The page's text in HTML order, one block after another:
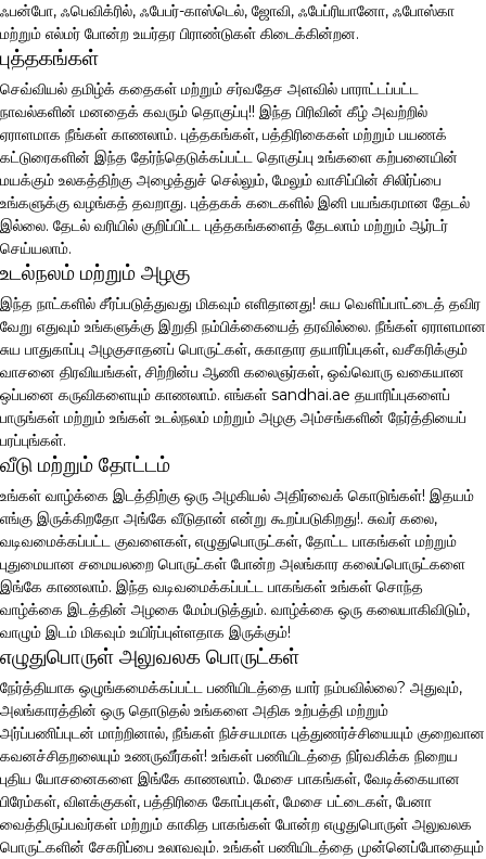
ஃபன்போ, ஃபெவிக்ரில், ஃபேபர்-காஸ்டெல், ஜோவி, ஃபேப்ரியானோ, ஃபோஸ்கா
மற்றும் எல்மர் போன்ற உயர்தர பிராண்டுகள் கிடைக்கின்றன.
புத்தகங்கள்
செவ்வியல் தமிழ்க் கதைகள் மற்றும் சர்வதேச அளவில் பாராட்டப்பட்ட
நாவல்களின் மனதைக் கவரும் தொகுப்பு!! இந்த பிரிவின் கீழ் அவற்றில்
ஏராளமாக நீங்கள் காணலாம். புத்தகங்கள், பத்திரிகைகள் மற்றும் பயணக்
கட்டுரைகளின் இந்த தேர்ந்தெடுக்கப்பட்ட தொகுப்பு உங்களை கற்பனையின்
மயக்கும் உலகத்திற்கு அழைத்துச் செல்லும், மேலும் வாசிப்பின் சிலிர்ப்பை
உங்களுக்கு வழங்கத் தவறாது. புத்தகக் கடைகளில் இனி பயங்கரமான தேடல்
இல்லை. தேடல் வரியில் குறிப்பிட்ட புத்தகங்களைத் தேடலாம் மற்றும் ஆர்டர்
செய்யலாம்.
உடல்நலம் மற்றும் அழகு
இந்த நாட்களில் சீர்ப்படுத்துவது மிகவும் எளிதானது! சுய வெளிப்பாட்டைத் தவிர
வேறு எதுவும் உங்களுக்கு இறுதி நம்பிக்கையைத் தரவில்லை. நீங்கள் ஏராளமான
சுய பாதுகாப்பு அழகுசாதனப் பொருட்கள், சுகாதார தயாரிப்புகள், வசீகரிக்கும்
வாசனை திரவியங்கள், சிற்றின்ப ஆணி கலைஞர்கள், ஒவ்வொரு வகையான
ஒப்பனை கருவிகளையும் காணலாம். எங்கள் sandhai.ae தயாரிப்புகளைப்
பாருங்கள் மற்றும் உங்கள் உடல்நலம் மற்றும் அழகு அம்சங்களின் நேர்த்தியைப்
பரப்புங்கள்.
வீடு மற்றும் தோட்டம்
உங்கள் வாழ்க்கை இடத்திற்கு ஒரு அழகியல் அதிர்வைக் கொடுங்கள்! இதயம்
எங்கு இருக்கிறதோ அங்கே வீடுதான் என்று கூறப்படுகிறது!. சுவர் கலை,
வடிவமைக்கப்பட்ட குவளைகள், எழுதுபொருட்கள், தோட்ட பாகங்கள் மற்றும்
புதுமையான சமையலறை பொருட்கள் போன்ற அலங்கார கலைப்பொருட்களை
இங்கே காணலாம். இந்த வடிவமைக்கப்பட்ட பாகங்கள் உங்கள் சொந்த
வாழ்க்கை இடத்தின் அழகை மேம்படுத்தும். வாழ்க்கை ஒரு கலையாகிவிடும்,
வாழும் இடம் மிகவும் உயிர்ப்புள்ளதாக இருக்கும்!
எழுதுபொருள் அலுவலக பொருட்கள்
நேர்த்தியாக ஒழுங்கமைக்கப்பட்ட பணியிடத்தை யார் நம்பவில்லை? அதுவும்,
அலங்காரத்தின் ஒரு தொடுதல் உங்களை அதிக உற்பத்தி மற்றும்
அர்ப்பணிப்புடன் மாற்றினால், நீங்கள் நிச்சயமாக புத்துணர்ச்சியையும் குறைவான
கவனச்சிதறலையும் உணருவீர்கள்! உங்கள் பணியிடத்தை நிர்வகிக்க நிறைய
புதிய யோசனைகளை இங்கே காணலாம். மேசை பாகங்கள், வேடிக்கையான
பிரேம்கள், விளக்குகள், பத்திரிகை கோப்புகள், மேசை பட்டைகள், பேனா
வைத்திருப்பவர்கள் மற்றும் காகித பாகங்கள் போன்ற எழுதுபொருள் அலுவலக
பொருட்களின் சேகரிப்பை உலாவவும். உங்கள் பணியிடத்தை முன்னெப்போதையும்